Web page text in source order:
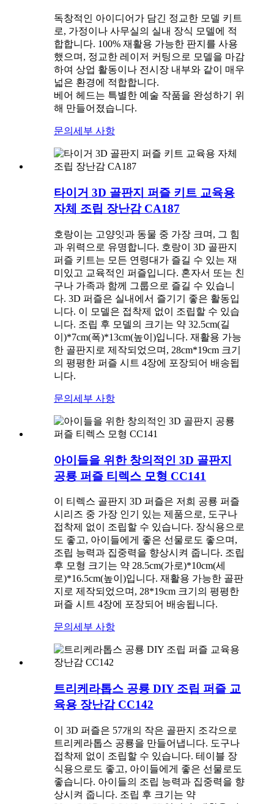
독창적인 아이디어가 담긴 정교한 모델 키트
로, 가정이나 사무실의 실내 장식 모델에 적
합합니다. 100% 재활용 가능한 판지를 사용
했으며, 정교한 레이저 커팅으로 모델을 마감
하여 상업 활동이나 전시장 내부와 같이 매우
넓은 환경에 적합합니다.
베어 헤드는 특별한 예술 작품을 완성하기 위
해 만들어졌습니다.
문의 세부 사항
타이거 3D 골판지 퍼즐 키트 교육용
자체 조립 장난감 CA187
호랑이는 고양잇과 동물 중 가장 크며, 그 힘
과 위력으로 유명합니다. 호랑이 3D 골판지
퍼즐 키트는 모든 연령대가 즐길 수 있는 재
미있고 교육적인 퍼즐입니다. 혼자서 또는 친
구나 가족과 함께 그룹으로 즐길 수 있습니
다. 3D 퍼즐은 실내에서 즐기기 좋은 활동입
니다. 이 모델은 접착제 없이 조립할 수 있습
니다. 조립 후 모델의 크기는 약 32.5cm(길
이)*7cm(폭)*13cm(높이)입니다. 재활용 가능
한 골판지로 제작되었으며, 28cm*19cm 크기
의 평평한 퍼즐 시트 4장에 포장되어 배송됩
니다.
문의 세부 사항
아이들을 위한 창의적인 3D 골판지
공룡 퍼즐 티렉스 모형 CC141
이 티렉스 골판지 3D 퍼즐은 저희 공룡 퍼즐
시리즈 중 가장 인기 있는 제품으로, 도구나
접착제 없이 조립할 수 있습니다. 장식용으로
도 좋고, 아이들에게 좋은 선물로도 좋으며,
조립 능력과 집중력을 향상시켜 줍니다. 조립
후 모형 크기는 약 28.5cm(가로)*10cm(세
로)*16.5cm(높이)입니다. 재활용 가능한 골판
지로 제작되었으며, 28*19cm 크기의 평평한
퍼즐 시트 4장에 포장되어 배송됩니다.
문의 세부 사항
트리케라톱스 공룡 DIY 조립 퍼즐 교
육용 장난감 CC142
이 3D 퍼즐은 57개의 작은 골판지 조각으로
트리케라톱스 공룡을 만들어냅니다. 도구나
접착제 없이 조립할 수 있습니다. 테이블 장
식용으로도 좋고, 아이들에게 좋은 선물로도
좋습니다. 아이들의 조립 능력과 집중력을 향
상시켜 줍니다. 조립 후 크기는 약